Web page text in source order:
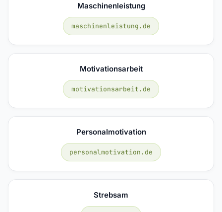
Maschinenleistung
maschinenleistung.de
Motivationsarbeit
motivationsarbeit.de
Personalmotivation
personalmotivation.de
Strebsam